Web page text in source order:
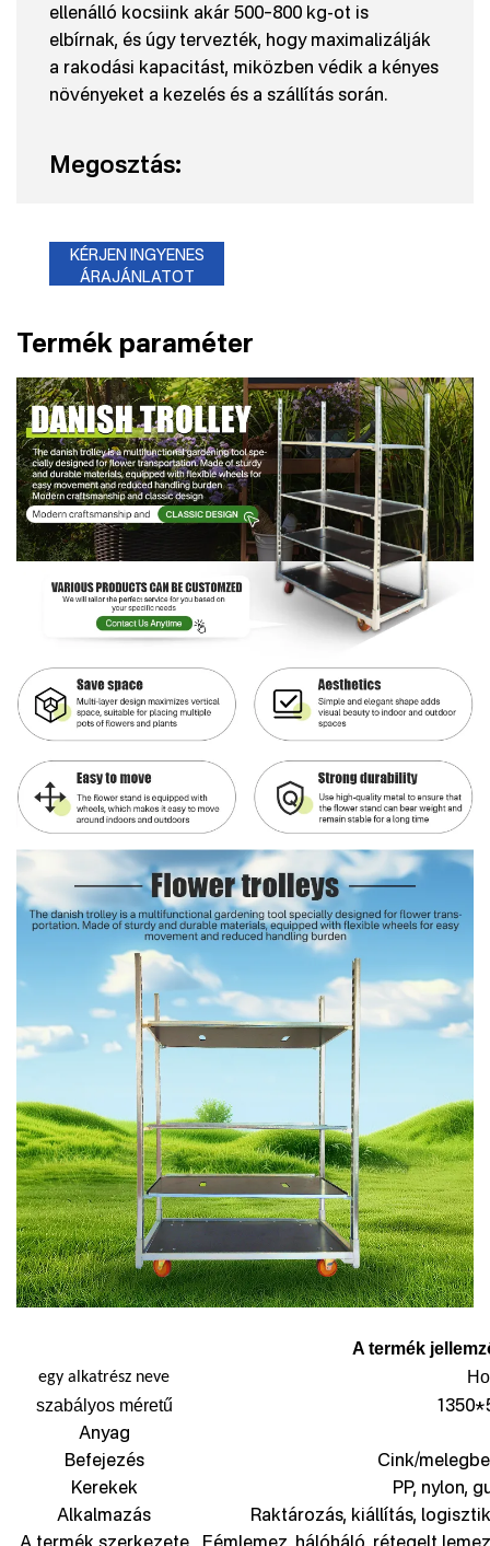
ellenálló kocsiink akár 500–800 kg-ot is
elbírnak, és úgy tervezték, hogy maximalizálják
a rakodási kapacitást, miközben védik a kényes
növényeket a kezelés és a szállítás során.
Megosztás:
KÉRJEN INGYENES
ÁRAJÁNLATOT
Termék paraméter
A termék
egy alkatrész neve
szabályos méretű
Anyag
Befejezés
Cink/
Kerekek
PP, nylon,
Alkalmazás
Raktározás, kiállítás,